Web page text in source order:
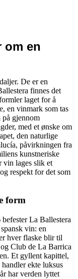
om en
De er en
finnes det
laget for å
en vinmark som tas
på gjennom
med et ønske om
den naturlige
påvirkningen fra
kunstneriske
vin lages slik et
respekt for det som
form
La Ballestera
vin: en
hver flaske blir til
Club de La Barrica
Et gyllent kapittel,
ekte luksus
har verden lyttet